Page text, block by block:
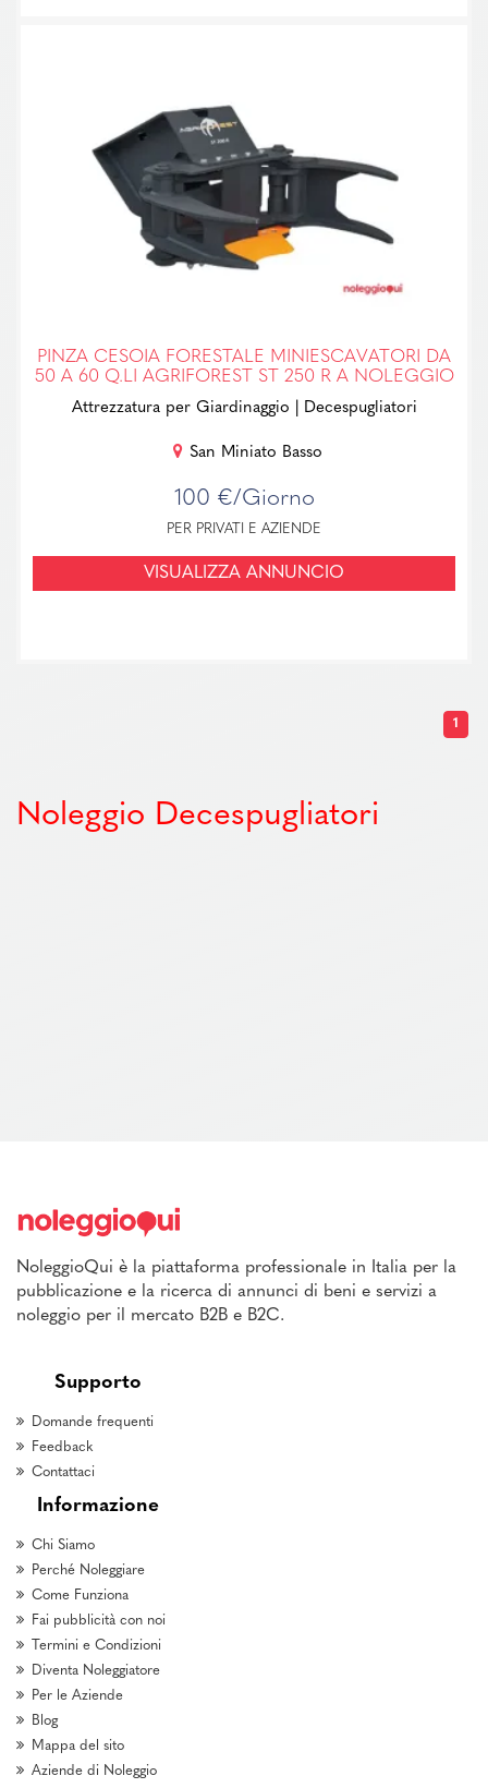
PINZA CESOIA FORESTALE MINIESCAVATORI DA
50 A 60 Q.LI AGRIFOREST ST 250 R A NOLEGGIO
Attrezzatura per Giardinaggio | Decespugliatori
San Miniato Basso
100 €/Giorno
PER PRIVATI E AZIENDE
VISUALIZZA ANNUNCIO
1
Noleggio Decespugliatori
NoleggioQui è la piattaforma professionale in Italia per la
pubblicazione e la ricerca di annunci di beni e servizi a
noleggio per il mercato B2B e B2C.
Supporto
Domande frequenti
Feedback
Contattaci
Informazione
Chi Siamo
Perché Noleggiare
Come Funziona
Fai pubblicità con noi
Termini e Condizioni
Diventa Noleggiatore
Per le Aziende
Blog
Mappa del sito
Aziende di Noleggio